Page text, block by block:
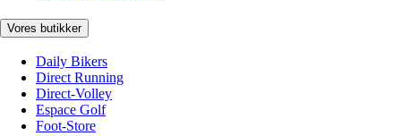
Vores butikker
Daily Bikers
Direct Running
Direct-Volley
Espace Golf
Foot-Store